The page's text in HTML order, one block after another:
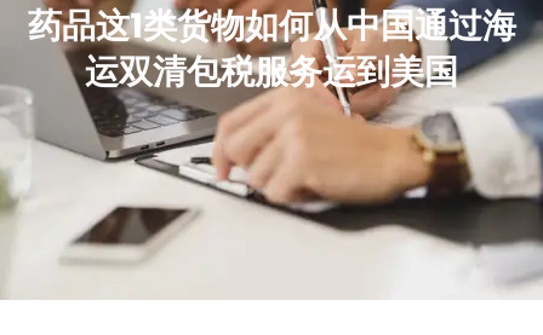
药品这1类货物如何从中国通过海
运双清包税服务运到美国